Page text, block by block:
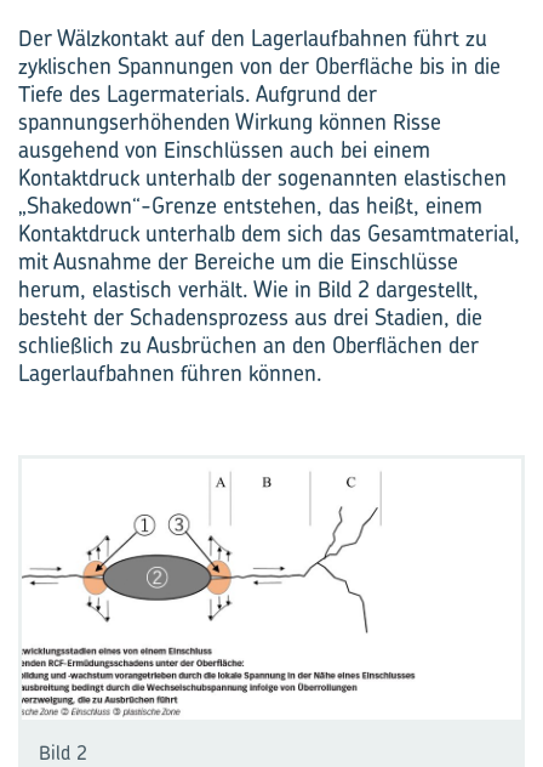
Der Wälzkontakt auf den Lagerlaufbahnen führt zu
zyklischen Spannungen von der Oberfläche bis in die
Tiefe des ­Lagermaterials. Aufgrund der
spannungserhöhenden Wirkung können Risse
ausgehend von Einschlüssen auch bei einem
Kontaktdruck unterhalb der sogenannten elastischen
„Shakedown“-Grenze entstehen, das heißt, einem
Kontaktdruck unterhalb dem sich das Gesamtmaterial,
mit Ausnahme der Bereiche um die Einschlüsse
herum, elastisch verhält. Wie in Bild 2 dargestellt,
besteht der Schadensprozess aus drei Stadien, die
schließlich zu Ausbrüchen an den Oberflächen der
Lagerlaufbahnen führen können.
Bild 2